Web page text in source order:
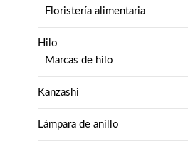
Floristería alimentaria
Hilo
Marcas de hilo
Kanzashi
Lámpara de anillo